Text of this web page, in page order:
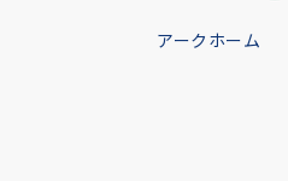
アークホーム